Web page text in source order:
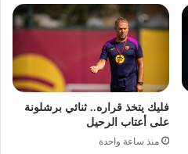
فليك يتخذ قراره.. ثنائي برشلونة
على أعتاب الرحيل
منذ ساعة واحدة